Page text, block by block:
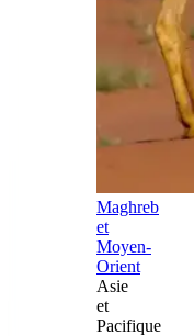
Maghreb
et
Moyen-
Orient
Asie
et
Pacifique